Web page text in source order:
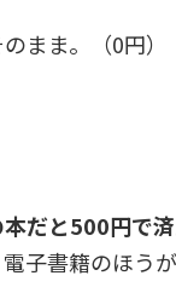
まま。（0円）
だと500円で
子書籍のほう